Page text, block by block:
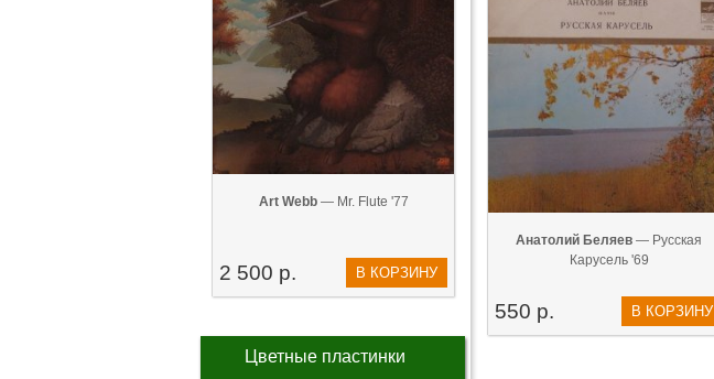
Art Webb— Mr. Flute '77
2 500 р. В КОРЗИНУ
Цветные пластинки
Анатолий Беляев — Русская
Карусель '69
550 р. В КОРЗИНУ